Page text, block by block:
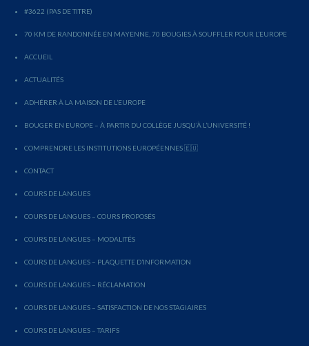
#3622 (PAS DE TITRE)
70 KM DE RANDONNÉE EN MAYENNE, 70 BOUGIES À SOUFFLER POUR L’EUROPE
ACCUEIL
ACTUALITÉS
ADHÉRER À LA MAISON DE L’EUROPE
BOUGER EN EUROPE – À PARTIR DU COLLÈGE JUSQU’À L’UNIVERSITÉ !
COMPRENDRE LES INSTITUTIONS EUROPÉENNES 🇪🇺
CONTACT
COURS DE LANGUES
COURS DE LANGUES – COURS PROPOSÉS
COURS DE LANGUES – MODALITÉS
COURS DE LANGUES – PLAQUETTE D’INFORMATION
COURS DE LANGUES – RÉCLAMATION
COURS DE LANGUES – SATISFACTION DE NOS STAGIAIRES
COURS DE LANGUES – TARIFS